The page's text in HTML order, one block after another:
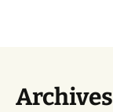
Archives